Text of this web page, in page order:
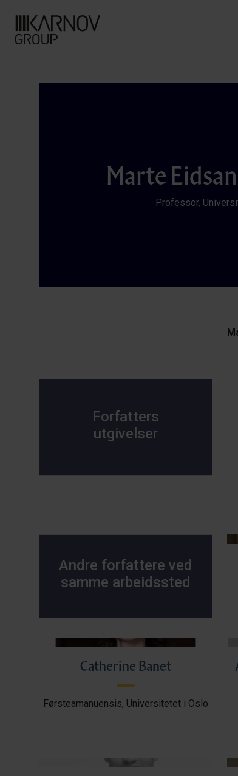
Marte
Professor,
Forfatters
utgivelser
Andre forfattere ved
samme arbeidssted
Catherine Banet
Førsteamanuensis, Universitetet i Oslo